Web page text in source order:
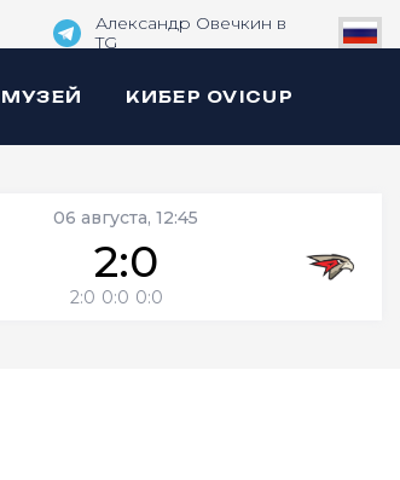
Александр Овечкин в
TG
МУЗЕЙ КИБЕР OVICUP
06 августа, 12:45
2:0
2:0 0:0 0:0